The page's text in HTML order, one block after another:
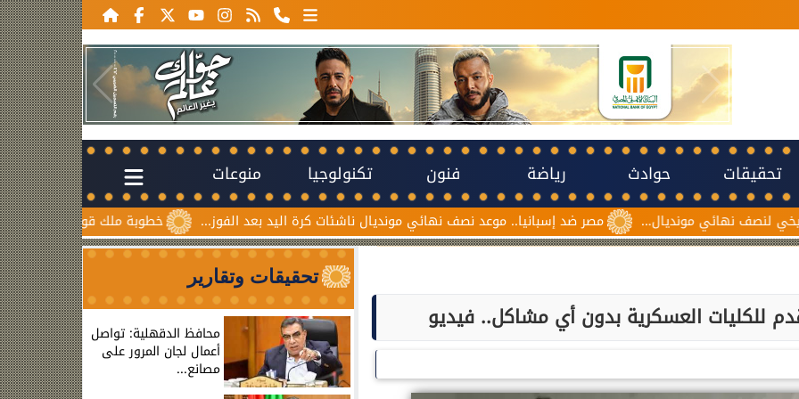
تحقيقات حوادث رياضة فنون تكنولوجيا منوعات
خطوبة ملك قورة ويوسف عثمان.. مصر ضد إسبانيا.. موعد نصف نهائي مونديال ناشئات كرة اليد بعد الفوز... نهائي مونديال...
للكليات العسكرية بدون أي مشاكل.. فيديو
تحقيقات وتقارير
محافظ الدقهلية: تواصل
أعمال لجان المرور على
مصانع...